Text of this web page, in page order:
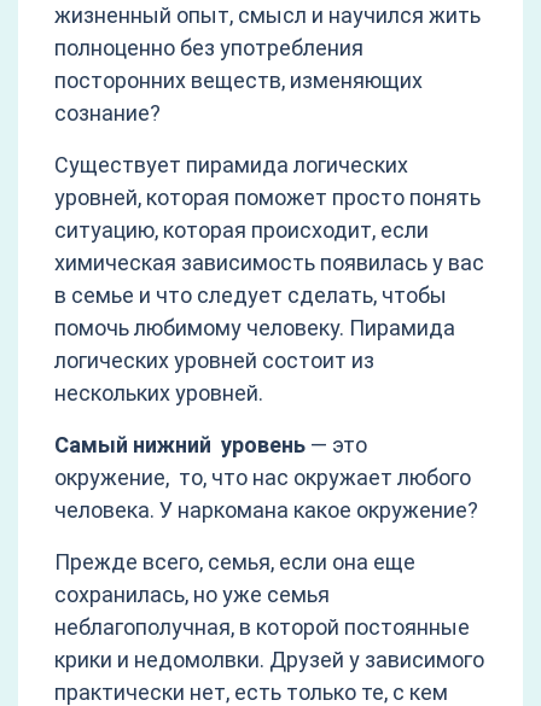
жизненный опыт, смысл и научился жить
полноценно без употребления
посторонних веществ, изменяющих
сознание?
Существует пирамида логических
уровней, которая поможет просто понять
ситуацию, которая происходит, если
химическая зависимость появилась у вас
в семье и что следует сделать, чтобы
помочь любимому человеку. Пирамида
логических уровней состоит из
нескольких уровней.
Самый нижний уровень — это
окружение, то, что нас окружает любого
человека. У наркомана какое окружение?
Прежде всего, семья, если она еще
сохранилась, но уже семья
неблагополучная, в которой постоянные
крики и недомолвки. Друзей у зависимого
практически нет, есть только те, с кем